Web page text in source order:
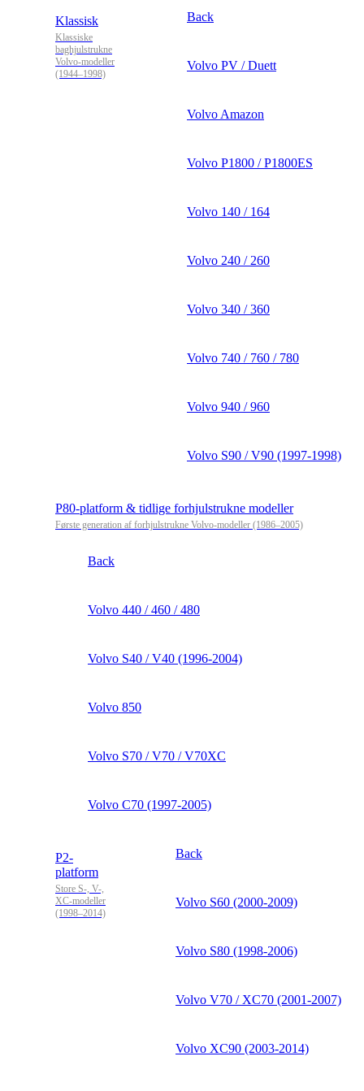
Klassisk
Klassiske
baghjulstrukne
Volvo-modeller
(1944–1998)
Back
Volvo PV / Duett
Volvo Amazon
Volvo P1800 / P1800ES
Volvo 140 / 164
Volvo 240 / 260
Volvo 340 / 360
Volvo 740 / 760 / 780
Volvo 940 / 960
Volvo S90 / V90 (1997-1998)
P80-platform & tidlige forhjulstrukne modeller
Første generation af forhjulstrukne Volvo-modeller (1986–2005)
Back
Volvo 440 / 460 / 480
Volvo S40 / V40 (1996-2004)
Volvo 850
Volvo S70 / V70 / V70XC
Volvo C70 (1997-2005)
P2-
platform
Store S-, V-,
XC-modeller
(1998–2014)
Back
Volvo S60 (2000-2009)
Volvo S80 (1998-2006)
Volvo V70 / XC70 (2001-2007)
Volvo XC90 (2003-2014)